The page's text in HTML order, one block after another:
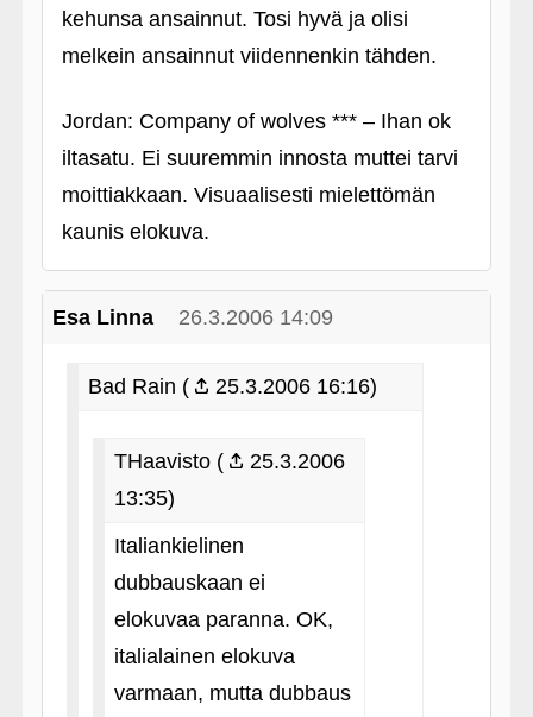
kehunsa ansainnut. Tosi hyvä ja olisi
melkein ansainnut viidennenkin tähden.
Jordan: Company of wolves *** – Ihan ok
iltasatu. Ei suuremmin innosta muttei tarvi
moittiakkaan. Visuaalisesti mielettömän
kaunis elokuva.
Esa Linna 26.3.2006 14:09
Bad Rain ( 25.3.2006 16:16)
THaavisto (
25.3.2006
13:35)
Italiankielinen
dubbauskaan ei
elokuvaa paranna. OK,
italialainen elokuva
varmaan, mutta dubbaus